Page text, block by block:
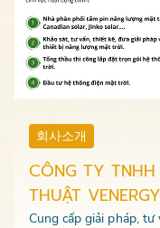
회사소개
CÔNG TY
THUẬT VENERGY
Cung cấp giải pháp,